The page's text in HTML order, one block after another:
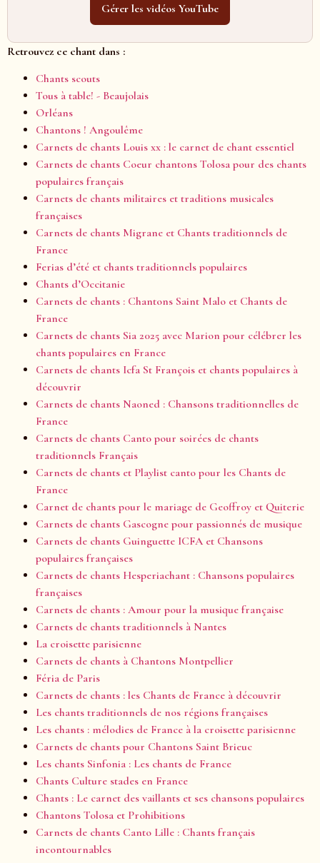
Gérer les vidéos YouTube
Retrouvez ce chant dans :
Chants scouts
Tous à table! - Beaujolais
Orléans
Chantons ! Angoulême
Carnets de chants Louis xx : le carnet de chant essentiel
Carnets de chants Coeur chantons Tolosa pour des chants
populaires français
Carnets de chants militaires et traditions musicales
françaises
Carnets de chants Migrane et Chants traditionnels de
France
Ferias d’été et chants traditionnels populaires
Chants d’Occitanie
Carnets de chants : Chantons Saint Malo et Chants de
France
Carnets de chants Sia 2025 avec Marion pour célébrer les
chants populaires en France
Carnets de chants Icfa St François et chants populaires à
découvrir
Carnets de chants Naoned : Chansons traditionnelles de
France
Carnets de chants Canto pour soirées de chants
traditionnels Français
Carnets de chants et Playlist canto pour les Chants de
France
Carnet de chants pour le mariage de Geoffroy et Quiterie
Carnets de chants Gascogne pour passionnés de musique
Carnets de chants Guinguette ICFA et Chansons
populaires françaises
Carnets de chants Hesperiachant : Chansons populaires
françaises
Carnets de chants : Amour pour la musique française
Carnets de chants traditionnels à Nantes
La croisette parisienne
Carnets de chants à Chantons Montpellier
Féria de Paris
Carnets de chants : les Chants de France à découvrir
Les chants traditionnels de nos régions françaises
Les chants : mélodies de France à la croisette parisienne
Carnets de chants pour Chantons Saint Brieuc
Les chants Sinfonia : Les chants de France
Chants Culture stades en France
Chants : Le carnet des vaillants et ses chansons populaires
Chantons Tolosa et Prohibitions
Carnets de chants Canto Lille : Chants français
incontournables